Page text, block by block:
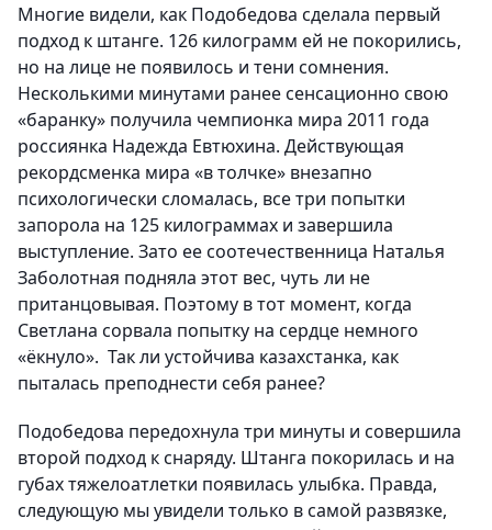
Многие видели, как Подобедова сделала первый
подход к штанге. 126 килограмм ей не покорились,
но на лице не появилось и тени сомнения.
Несколькими минутами ранее сенсационно свою
«баранку» получила чемпионка мира 2011 года
россиянка Надежда Евтюхина. Действующая
рекордсменка мира «в толчке» внезапно
психологически сломалась, все три попытки
запорола на 125 килограммах и завершила
выступление. Зато ее соотечественница Наталья
Заболотная подняла этот вес, чуть ли не
пританцовывая. Поэтому в тот момент, когда
Светлана сорвала попытку на сердце немного
«ёкнуло». Так ли устойчива казахстанка, как
пыталась преподнести себя ранее?
Подобедова передохнула три минуты и совершила
второй подход к снаряду. Штанга покорилась и на
губах тяжелоатлетки появилась улыбка. Правда,
следующую мы увидели только в самой развязке,